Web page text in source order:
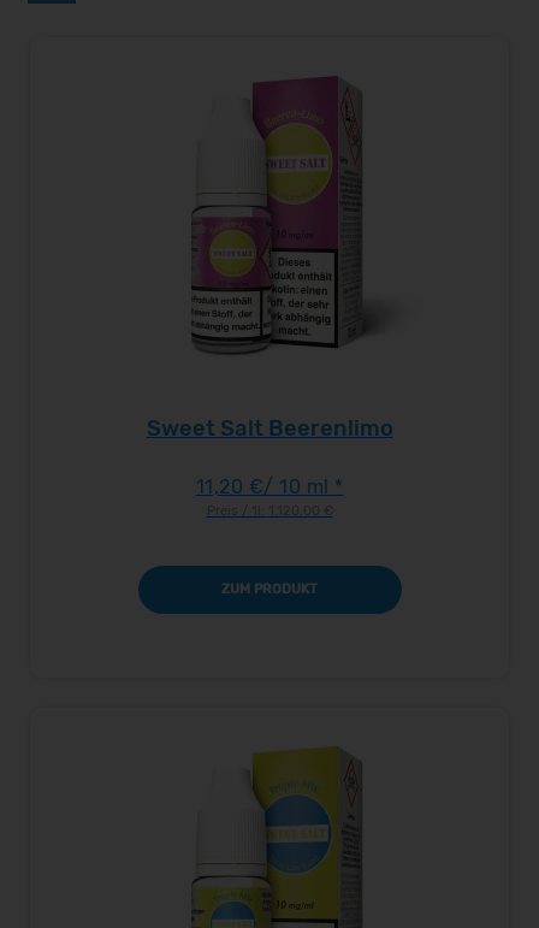
Sweet Salt Beerenlimo
11,20 €/ 10 ml *
ZUM PRODUKT